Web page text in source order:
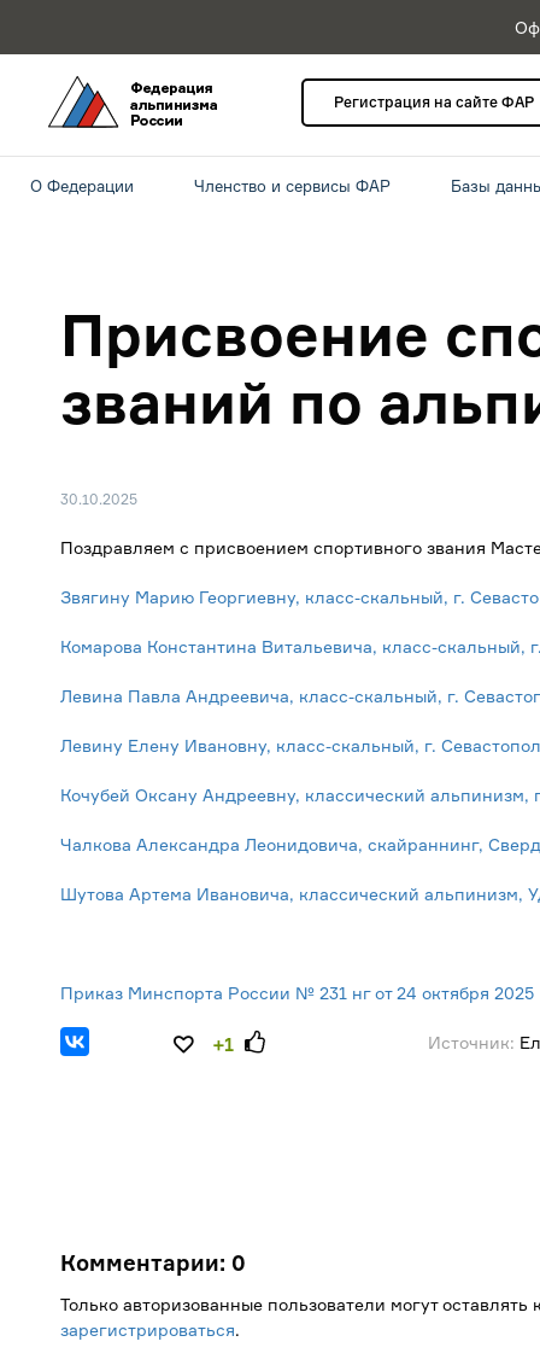
Регистрация на сайте ФАР
О Федерации Членство и сервисы ФАР Базы
Присвоение
званий по
30.10.2025
Поздравляем с присвоением спортивного звания
Звягину Марию Георгиевну, класс-скальный, г.
Комарова Константина Витальевича, класс-скальный,
Левина Павла Андреевича, класс-скальный, г.
Левину Елену Ивановну, класс-скальный, г.
Кочубей Оксану Андреевну, классический альпинизм,
Чалкова Александра Леонидовича, скайраннинг,
Шутова Артема Ивановича, классический альпинизм,
Приказ Минспорта России № 231 нг от 24 октября 2025
+1 Источник:
Комментарии: 0
Только авторизованные пользователи могут
зарегистрироваться.